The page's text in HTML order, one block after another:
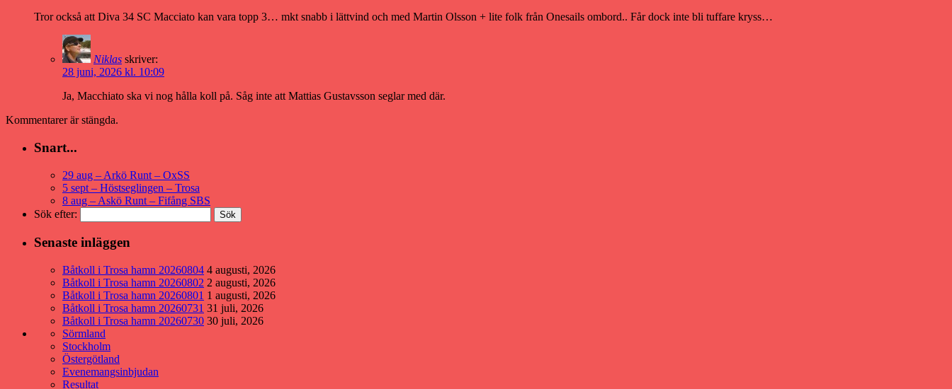
Tror också att Diva 34 SC Macciato kan vara topp 3… mkt snabb i lättvind och med Martin Olsson + lite folk från Onesails ombord.. Får dock inte bli tuffare kryss…
Niklas skriver:
28 juni, 2026 kl. 10:09
Ja, Macchiato ska vi nog hålla koll på. Såg inte att Mattias Gustavsson seglar med där.
Kommentarer är stängda.
Snart...
29 aug – Arkö Runt – OxSS
5 sept – Höstseglingen – Trosa
8 aug – Askö Runt – Fifång SBS
Sök efter:
Senaste inläggen
Båtkoll i Trosa hamn 20260804 4 augusti, 2026
Båtkoll i Trosa hamn 20260802 2 augusti, 2026
Båtkoll i Trosa hamn 20260801 1 augusti, 2026
Båtkoll i Trosa hamn 20260731 31 juli, 2026
Båtkoll i Trosa hamn 20260730 30 juli, 2026
Sörmland
Stockholm
Östergötland
Evenemangsinbjudan
Resultat